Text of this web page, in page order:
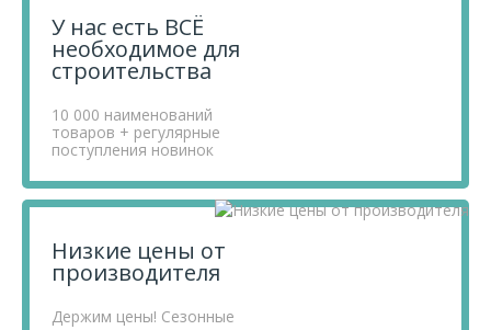
Если у вас остались вопросы, вы можете задать их по
телефону+7 812 740 68 02или в онлайн-чате прямо на
сайте.
У нас есть ВСЁ
необходимое для
строительства
10 000 наименований
товаров + регулярные
поступления новинок
Низкие цены от
производителя
Держим цены! Сезонные